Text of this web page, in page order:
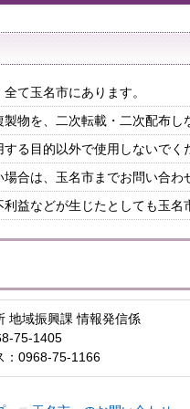
て玉名市にあります。
物を、二次転載・二次配布し
る目的以外で使用しないでく
場合は、玉名市までお問い合わ
益などが生じたとしても玉
地域振興課 情報発信係
75-1405
：0968-75-1166